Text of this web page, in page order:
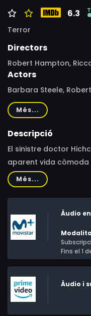
6.3
Terror
Directors
Robert Hampton,
Actors
Barbara Steele,
Fitzgerald, Silvano
Medin, Maria Teresa
Antinori, Aldo Cristiani,
Més...
Descripció
El sinistre doctor
aparent vida còmoda
secret que només
seva esposa: la
habituals, en què
Més...
Àudio
Fins el 1
Àudio i